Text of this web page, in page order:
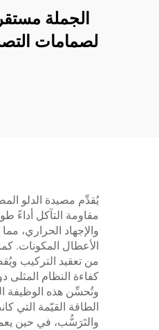
الجملة
لصمامات
يُقدِّم مصيدة الدلو
مقاومة التآكل أداءً
والإجهاد الحراري،
الأعطال المكونات.
من تعقيد التركيب
كفاءة النظام المثلى
وتُحسِّن هذه الوظيفة
الطاقة القيّمة التي
والتَرَسُّب، في حين